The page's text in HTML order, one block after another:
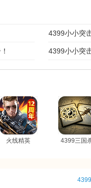
4399小小突
4399小小突
火线精英 4399三国